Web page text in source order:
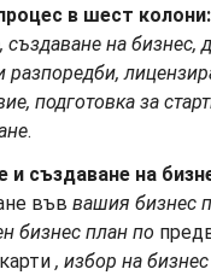
в шест колони:
създаване на бизнес,
разпоредби,
подготовка за
.
и създаване на
във вашия бизнес
бизнес план по
, избор на бизнес